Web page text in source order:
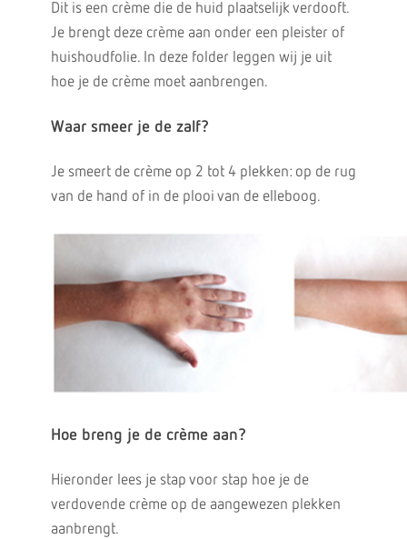
Dit is een crème die de huid plaatselijk verdooft.
Je brengt deze crème aan onder een pleister of
huishoudfolie. In deze folder leggen wij je uit
hoe je de crème moet aanbrengen.
Waar smeer je de zalf?
Je smeert de crème op 2 tot 4 plekken: op de rug
van de hand of in de plooi van de elleboog.
Hoe breng je de crème aan?
Hieronder lees je stap voor stap hoe je de
verdovende crème op de aangewezen plekken
aanbrengt.